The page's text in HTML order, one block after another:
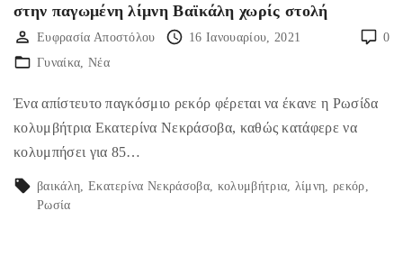
στην παγωμένη λίμνη Βαϊκάλη χωρίς στολή
0
Ευφρασία Αποστόλου
16 Ιανουαρίου, 2021
Γυναίκα Νέα
Ένα απίστευτο παγκόσμιο ρεκόρ φέρεται να έκανε η Ρωσίδα
κολυμβήτρια Εκατερίνα Νεκράσοβα, καθώς κατάφερε να
κολυμπήσει για 85…
βαικάλη Εκατερίνα Νεκράσοβα κολυμβήτρια λίμνη
ρεκόρ
Ρωσία